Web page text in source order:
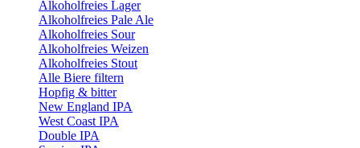
Alkoholfreies Lager
Alkoholfreies Pale Ale
Alkoholfreies Sour
Alkoholfreies Weizen
Alkoholfreies Stout
Alle Biere filtern
Hopfig & bitter
New England IPA
West Coast IPA
Double IPA